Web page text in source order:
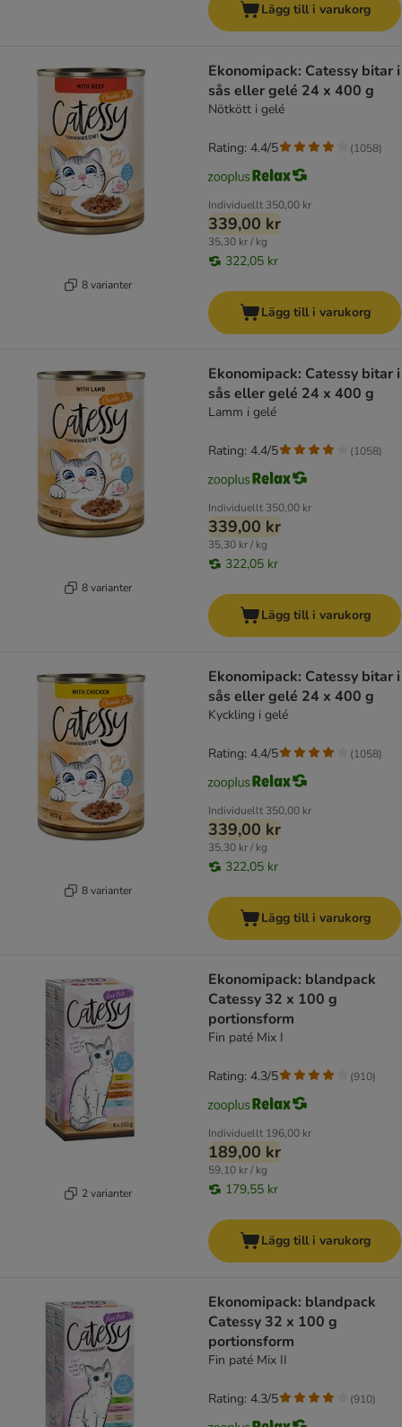
Lägg till i varukorg
8 varianter
Ekonomipack: Catessy bitar i
sås eller gelé 24 x 400 g
Nötkött i gelé
Individuellt 350,00 kr
339,00 kr
35,30 kr / kg
322,05 kr
Rating: 4.4/5 (1058)
Lägg till i varukorg
8 varianter
Ekonomipack: Catessy bitar i
sås eller gelé 24 x 400 g
Lamm i gelé
Individuellt 350,00 kr
339,00 kr
35,30 kr / kg
322,05 kr
Rating: 4.4/5 (1058)
Lägg till i varukorg
8 varianter
Ekonomipack: Catessy bitar i
sås eller gelé 24 x 400 g
Kyckling i gelé
Individuellt 350,00 kr
339,00 kr
35,30 kr / kg
322,05 kr
Rating: 4.4/5 (1058)
Lägg till i varukorg
2 varianter
Ekonomipack: blandpack
Catessy 32 x 100 g
portionsform
Fin paté Mix I
Individuellt 196,00 kr
189,00 kr
59,10 kr / kg
179,55 kr
Rating: 4.3/5 (910)
Lägg till i varukorg
Ekonomipack: blandpack
Catessy 32 x 100 g
portionsform
Fin paté Mix II
Rating: 4.3/5 (910)